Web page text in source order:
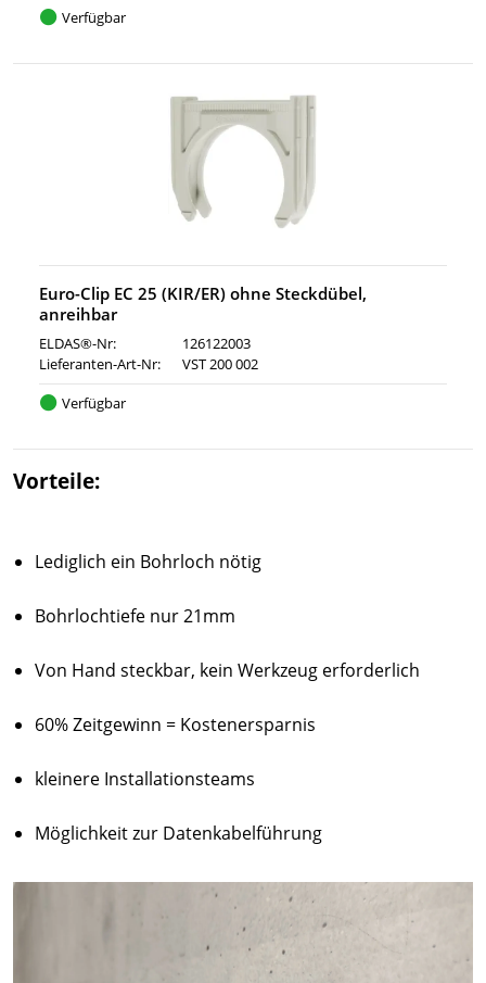
Verfügbar
Euro-Clip EC 25 (KIR/ER) ohne Steckdübel,
anreihbar
ELDAS®-Nr:
126122003
Lieferanten-Art-Nr:
VST 200 002
Verfügbar
Vorteile:
Lediglich ein Bohrloch nötig
Bohrlochtiefe nur 21mm
Von Hand steckbar, kein Werkzeug erforderlich
60% Zeitgewinn = Kostenersparnis
kleinere Installationsteams
Möglichkeit zur Datenkabelführung